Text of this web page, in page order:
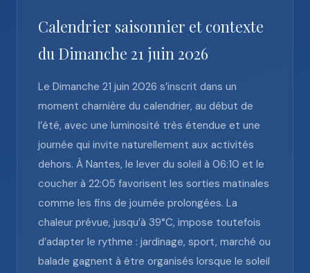
Calendrier saisonnier et contexte
du Dimanche 21 juin 2026
Le Dimanche 21 juin 2026 s’inscrit dans un
moment charnière du calendrier, au début de
l’été, avec une luminosité très étendue et une
journée qui invite naturellement aux activités
dehors. À Nantes, le lever du soleil à 06:10 et le
coucher à 22:05 favorisent les sorties matinales
comme les fins de journée prolongées. La
chaleur prévue, jusqu’à 39°C, impose toutefois
d’adapter le rythme : jardinage, sport, marché ou
balade gagnent à être organisés lorsque le soleil